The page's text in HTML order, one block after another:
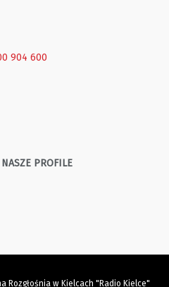
904 600
PROFILE
Rozgłośnia w Kielcach "Radio Kielce"